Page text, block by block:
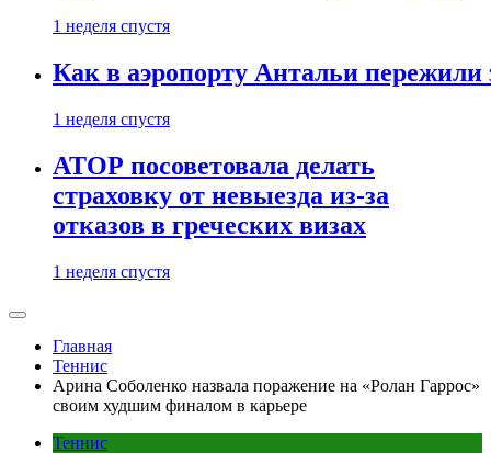
1 неделя спустя
Как в аэропорту Антальи
1 неделя спустя
АТОР посоветовала делать
страховку от невыезда из-за
отказов в греческих визах
1 неделя спустя
Главная
Теннис
Арина Соболенко назвала поражение на «Ролан Гаррос»
своим худшим финалом в карьере
Теннис